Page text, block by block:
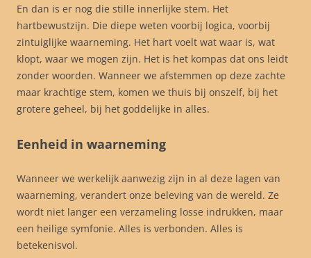
En dan is er nog die stille innerlijke stem. Het
hartbewustzijn. Die diepe weten voorbij logica, voorbij
zintuiglijke waarneming. Het hart voelt wat waar is, wat
klopt, waar we mogen zijn. Het is het kompas dat ons leidt
zonder woorden. Wanneer we afstemmen op deze zachte
maar krachtige stem, komen we thuis bij onszelf, bij het
grotere geheel, bij het goddelijke in alles.
Eenheid in waarneming
Wanneer we werkelijk aanwezig zijn in al deze lagen van
waarneming, verandert onze beleving van de wereld. Ze
wordt niet langer een verzameling losse indrukken, maar
een heilige symfonie. Alles is verbonden. Alles is
betekenisvol.